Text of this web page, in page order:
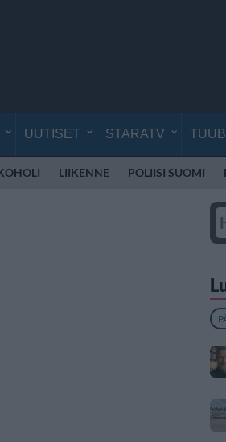
UUTISET STARATV TUUBI
LIIKENNE POLIISI SUOMI